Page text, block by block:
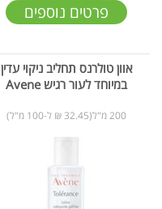
פרטים נוספים
אוון טולרנס תחליב ניקוי עדין
במיוחד לעור רגיש Avene
200 מ"ל(32.45 ₪ ל-100 מ"ל)